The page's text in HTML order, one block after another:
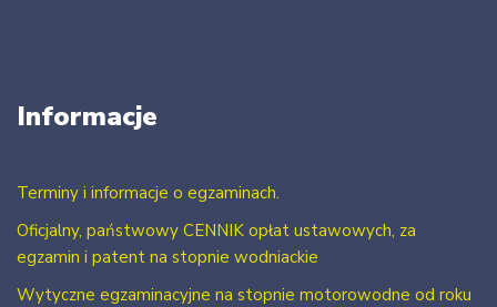
Informacje
Terminy i informacje o egzaminach.
Oficjalny, państwowy CENNIK opłat ustawowych, za
egzamin i patent na stopnie wodniackie
Wytyczne egzaminacyjne na stopnie motorowodne od roku